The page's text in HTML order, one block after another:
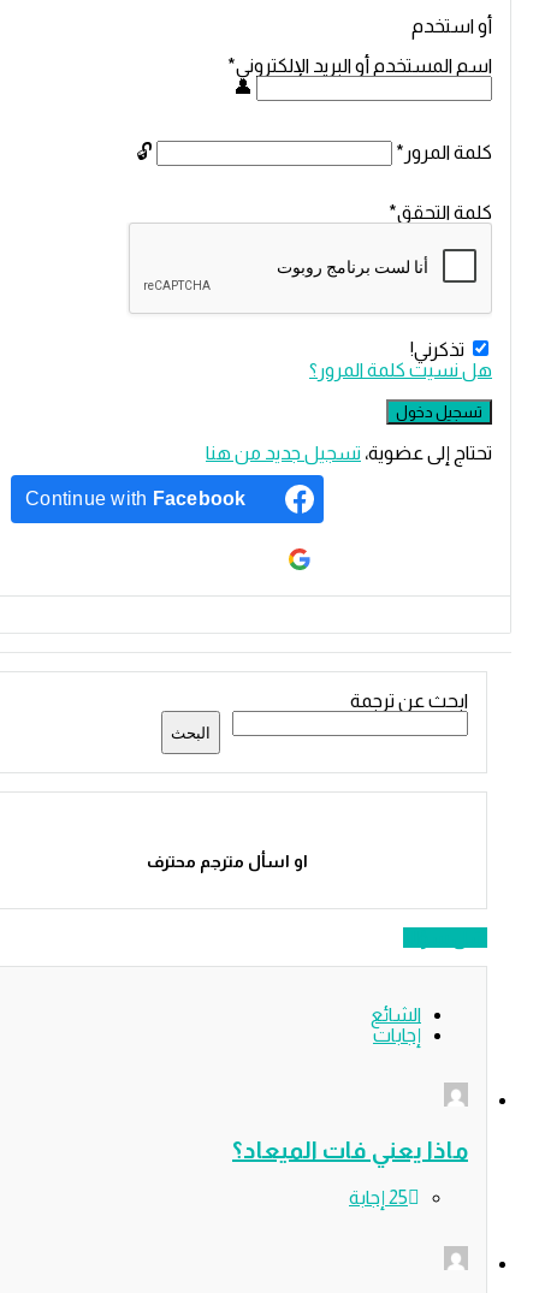
أو البريد الإلكتروني*
*
التحقق*
كلمة المرور؟
إلى عضوية،‫تسجيل جديد من هنا
Continue withFacebook
Google
عن ترجمة
البحث
او اسأل مترجم محترف
يعني فات الميعاد؟